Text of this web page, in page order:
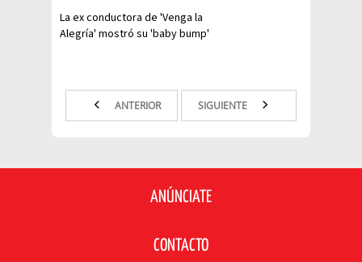
La ex conductora de 'Venga la
Alegría' mostró su 'baby bump'
ANTERIOR SIGUIENTE
ANÚNCIATE
CONTACTO